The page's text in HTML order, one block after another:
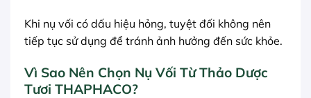
Khi nụ vối có dấu hiệu hỏng, tuyệt đối không nên
tiếp tục sử dụng để tránh ảnh hưởng đến sức khỏe.
Vì Sao Nên Chọn Nụ Vối Từ Thảo Dược
Tươi THAPHACO?